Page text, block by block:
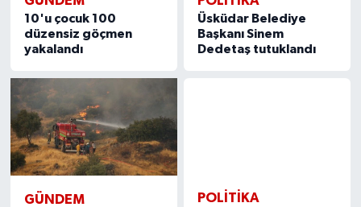
10'u çocuk 100
düzensiz göçmen
yakalandı
Üsküdar Belediye
Başkanı Sinem
Dedetaş tutuklandı
GÜNDEM POLITIKA